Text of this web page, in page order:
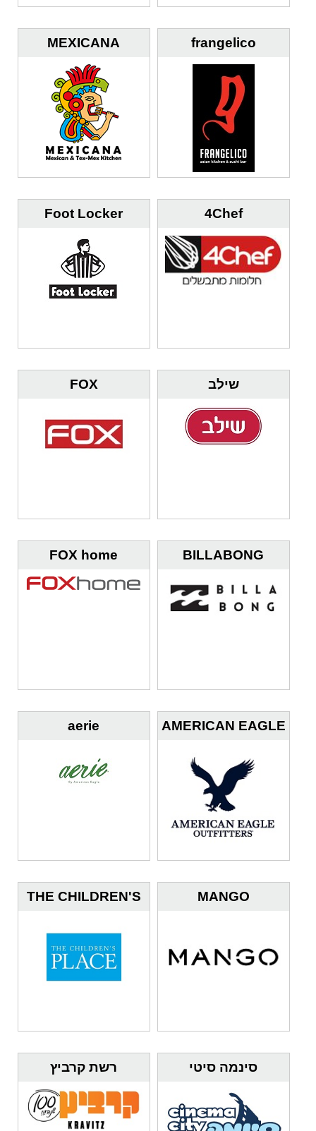
frangelico
MEXICANA
4Chef
Foot Locker
שילב FOX
BILLABONG
FOX home
AMERICAN EAGLE
aerie
MANGO
THE CHILDREN'S
סינמה סיטי רשת קרביץ